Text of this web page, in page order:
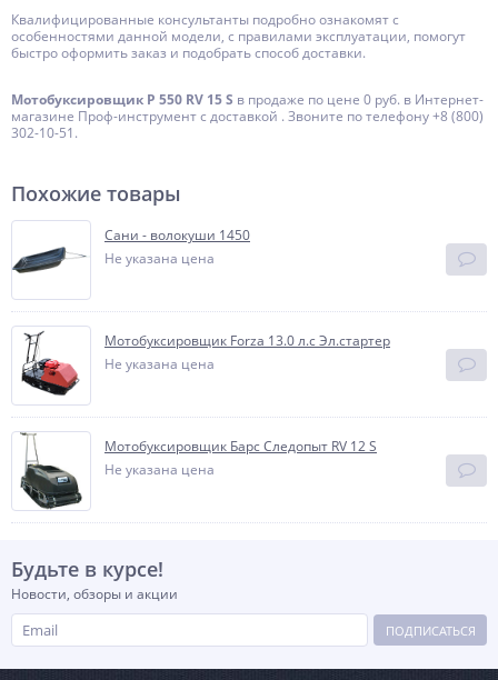
Квалифицированные консультанты подробно ознакомят с
особенностями данной модели, с правилами эксплуатации, помогут
быстро оформить заказ и подобрать способ доставки.
Мотобуксировщик P 550 RV 15 S в продаже по цене 0 руб. в Интернет-
магазине Проф-инструмент с доставкой . Звоните по телефону +8 (800)
302-10-51.
Похожие товары
Сани - волокуши 1450
Не указана цена
Мотобуксировщик Forza 13.0 л.с Эл.стартер
Не указана цена
Мотобуксировщик Барс Следопыт RV 12 S
Не указана цена
Будьте в курсе!
Новости, обзоры и акции
ПОДПИСАТЬСЯ